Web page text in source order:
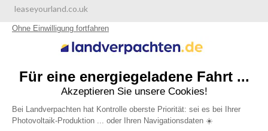
leaseyourland.co.uk
terraren.com
grondverpachten.nl
Datenschutzrichtlinie